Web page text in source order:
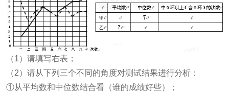
（1）请填写右表；
（2）请从下列三个不同的角度对测试结果进行分析：
①从平均数和中位数结合看（谁的成绩好些）；